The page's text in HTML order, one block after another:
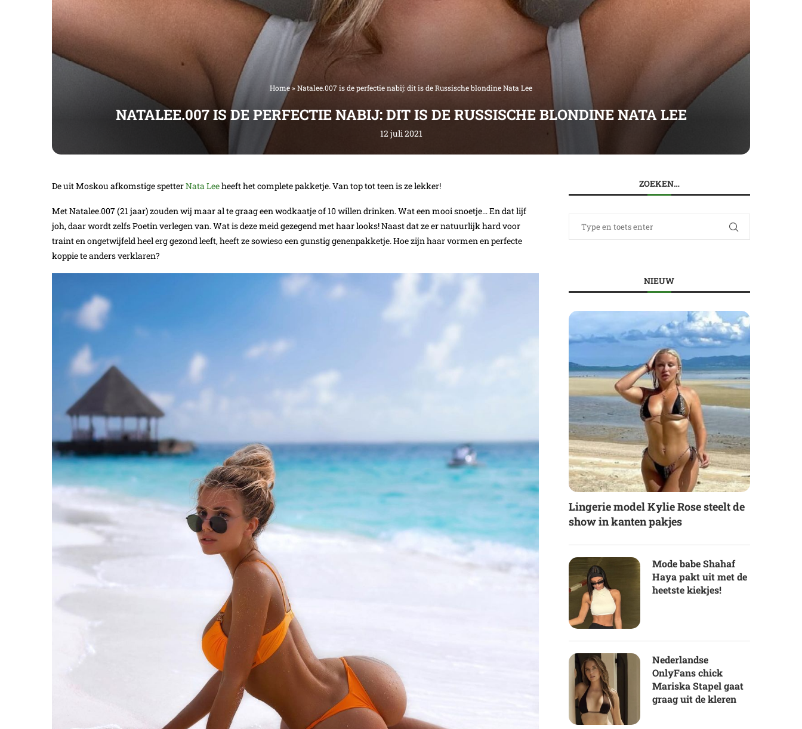
Home» Natalee.007 is de perfectie nabij: dit is de Russische blondine Nata Lee
NATALEE.007 IS DE PERFECTIE NABIJ: DIT IS DE RUSSISCHE BLONDINE NATA LEE
12 juli 2021
De uit Moskou afkomstige spetterNata Leeheeft het complete pakketje. Van top tot teen is ze lekker!
Met Natalee.007 (21 jaar) zouden wij maar al te graag een wodkaatje of 10 willen drinken. Wat een mooi snoetje… En dat lijf
joh, daar wordt zelfs Poetin verlegen van. Wat is deze meid gezegend met haar looks! Naast dat ze er natuurlijk hard voor
traint en ongetwijfeld heel erg gezond leeft, heeft ze sowieso een gunstig genenpakketje. Hoe zijn haar vormen en perfecte
koppie te anders verklaren?
ZOEKEN…
NIEUW
Lingerie model Kylie Rose steelt de
show in kanten pakjes
Mode babe Shahaf
Haya pakt uit met de
heetste kiekjes!
Nederlandse
OnlyFans chick
Mariska Stapel gaat
graag uit de kleren